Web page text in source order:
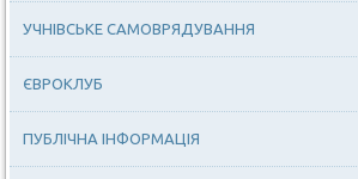
УЧНІВСЬКЕ САМОВРЯДУВАННЯ
ЄВРОКЛУБ
ПУБЛІЧНА ІНФОРМАЦІЯ